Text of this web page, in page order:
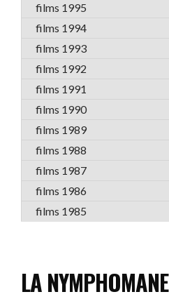
films 1995
films 1994
films 1993
films 1992
films 1991
films 1990
films 1989
films 1988
films 1987
films 1986
films 1985
LA NYMPHOMANE